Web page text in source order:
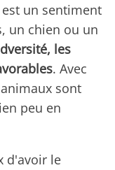
un sentiment
un chien ou un
les
. Avec
sont
peu en
d'avoir le